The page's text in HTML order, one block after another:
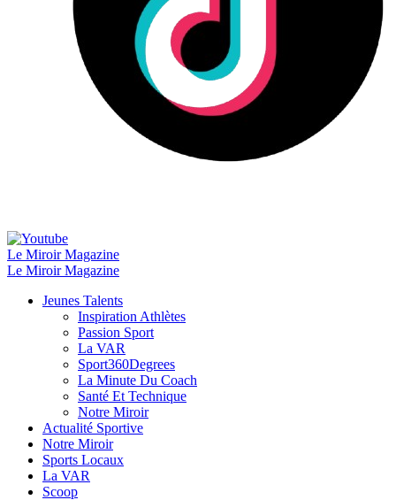
Le Miroir Magazine
Le Miroir Magazine
Jeunes Talents
Inspiration Athlètes
Passion Sport
La VAR
Sport360Degrees
La Minute Du Coach
Santé Et Technique
Notre Miroir
Actualité Sportive
Notre Miroir
Sports Locaux
La VAR
Scoop